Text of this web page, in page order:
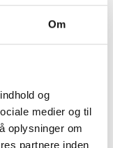
Om
og
medier og til
oplysninger om
partnere inden
jeg
Se her,